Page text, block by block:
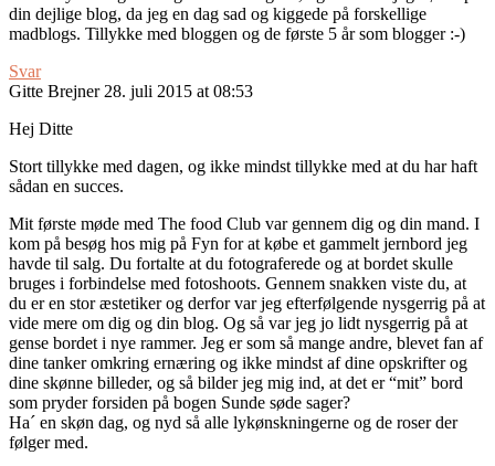
din dejlige blog, da jeg en dag sad og kiggede på forskellige
madblogs. Tillykke med bloggen og de første 5 år som blogger :-)
Svar
Gitte Brejner 28. juli 2015 at 08:53
Hej Ditte
Stort tillykke med dagen, og ikke mindst tillykke med at du har haft
sådan en succes.
Mit første møde med The food Club var gennem dig og din mand. I
kom på besøg hos mig på Fyn for at købe et gammelt jernbord jeg
havde til salg. Du fortalte at du fotograferede og at bordet skulle
bruges i forbindelse med fotoshoots. Gennem snakken viste du, at
du er en stor æstetiker og derfor var jeg efterfølgende nysgerrig på at
vide mere om dig og din blog. Og så var jeg jo lidt nysgerrig på at
gense bordet i nye rammer. Jeg er som så mange andre, blevet fan af
dine tanker omkring ernæring og ikke mindst af dine opskrifter og
dine skønne billeder, og så bilder jeg mig ind, at det er “mit” bord
som pryder forsiden på bogen Sunde søde sager?
Ha´ en skøn dag, og nyd så alle lykønskningerne og de roser der
følger med.